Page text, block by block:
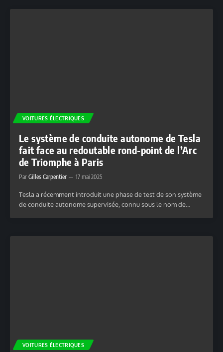
VOITURES ÉLECTRIQUES
Le système de conduite autonome de Tesla
fait face au redoutable rond-point de l’Arc
de Triomphe à Paris
Par Gilles Carpentier 17 mai 2025
Tesla a récemment introduit une phase de test de son système
de conduite autonome supervisée, connu sous le nom de…
VOITURES ÉLECTRIQUES